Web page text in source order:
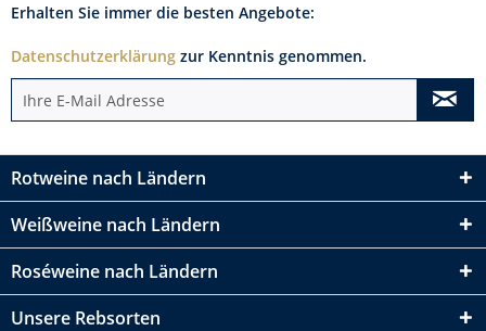
Erhalten Sie immer die besten Angebote:
Datenschutzerklärung zur Kenntnis genommen.
Rotweine nach Ländern
Weißweine nach Ländern
Roséweine nach Ländern
Unsere Rebsorten